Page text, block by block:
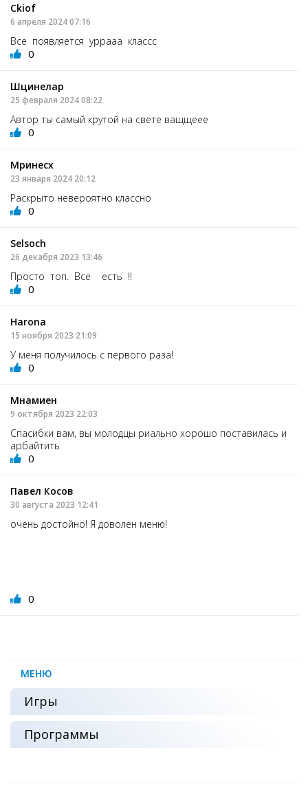
Ckiof
6 апреля 2024 07:16
Все появляется уррааа классс
0
Шцинелар
25 февраля 2024 08:22
Автор ты самый крутой на свете ващщеее
0
Мринесх
23 января 2024 20:12
Раскрыто невероятно классно
0
Selsoch
26 декабря 2023 13:46
Просто топ. Все есть !!
0
Harona
15 ноября 2023 21:09
У меня получилось с первого раза!
0
Мнамиен
9 октября 2023 22:03
Спасибки вам, вы молодцы риально хорошо поставилась и
арбайтить
0
Павел Косов
30 августа 2023 12:41
очень достойно! Я доволен меню!
0
МЕНЮ
Игры
Программы